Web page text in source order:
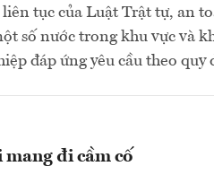
tục của Luật Trật tự, an
số nước trong khu vực và
đáp ứng yêu cầu theo quy
mang đi cầm cố